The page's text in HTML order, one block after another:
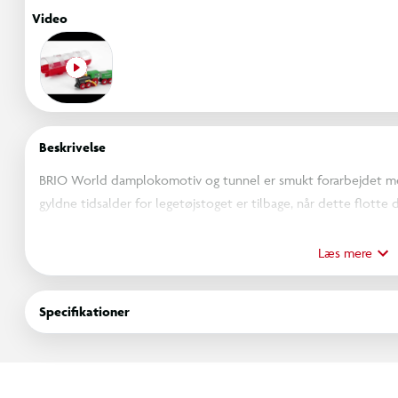
Video
Beskrivelse
BRIO World damplokomotiv og tunnel er smukt forarbejdet
gyldne tidsalder for legetøjstoget er tilbage, når dette flotte
og tunnel passer til alle BRIO World togbaner for mere
kompetent udviklet med fokus på sikre dele.Den smarte
smart gennemsigtig tunnel – sæt den på en BRIO World
Fra 3 år.
Læs mere
Specifikationer